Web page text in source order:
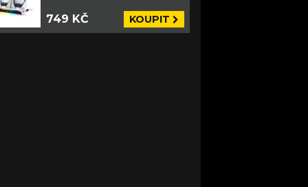
749 KČ KOUPIT